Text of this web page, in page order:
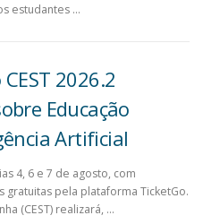
estudantes …
2026.2
Educação
Artificial
4, 6 e 7 de agosto, com
gratuitas pela plataforma TicketGo.
(CEST) realizará, …